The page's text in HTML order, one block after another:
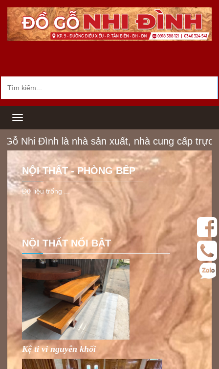
Toggle
navigation
Nhi Đình là nhà sản xuất, nhà cung cấp trực
NỘI THẤT - PHÒNG BẾP
Dữ liệu trống ...
NỘI THẤT NỔI BẬT
Kệ ti vi nguyên khối